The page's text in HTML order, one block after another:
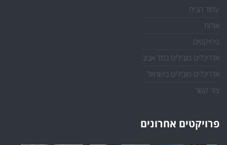
עמוד הבית
אודות
פרויקטים
אדריכלים מובילים בתל אביב
אדריכלים מובילים בישראל
צור קשר
פרויקטים אחרונים